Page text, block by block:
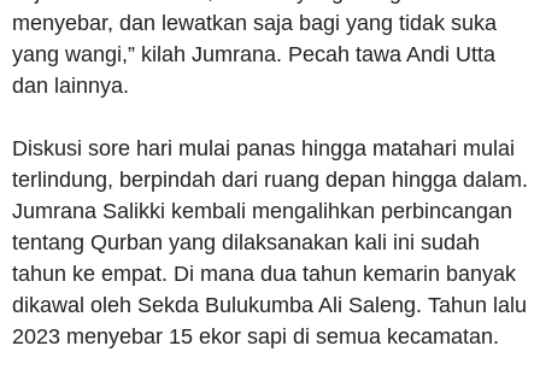
menyebar, dan lewatkan saja bagi yang tidak suka
yang wangi,” kilah Jumrana. Pecah tawa Andi Utta
dan lainnya.
Diskusi sore hari mulai panas hingga matahari mulai
terlindung, berpindah dari ruang depan hingga dalam.
Jumrana Salikki kembali mengalihkan perbincangan
tentang Qurban yang dilaksanakan kali ini sudah
tahun ke empat. Di mana dua tahun kemarin banyak
dikawal oleh Sekda Bulukumba Ali Saleng. Tahun lalu
2023 menyebar 15 ekor sapi di semua kecamatan.